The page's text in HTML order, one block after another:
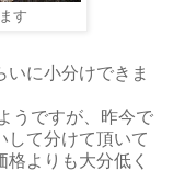
す
に小分けできま
うですが、昨今で
して分けて頂いて
よりも大分低く